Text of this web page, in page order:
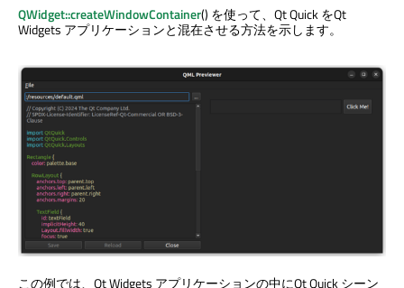
QWidget::createWindowContainer() を使って、 Qt QuickをQt
Widgets アプリケーションと混在させる方法を示します。
この例では、 Qt Widgets アプリケーションの中にQt Quickシーン